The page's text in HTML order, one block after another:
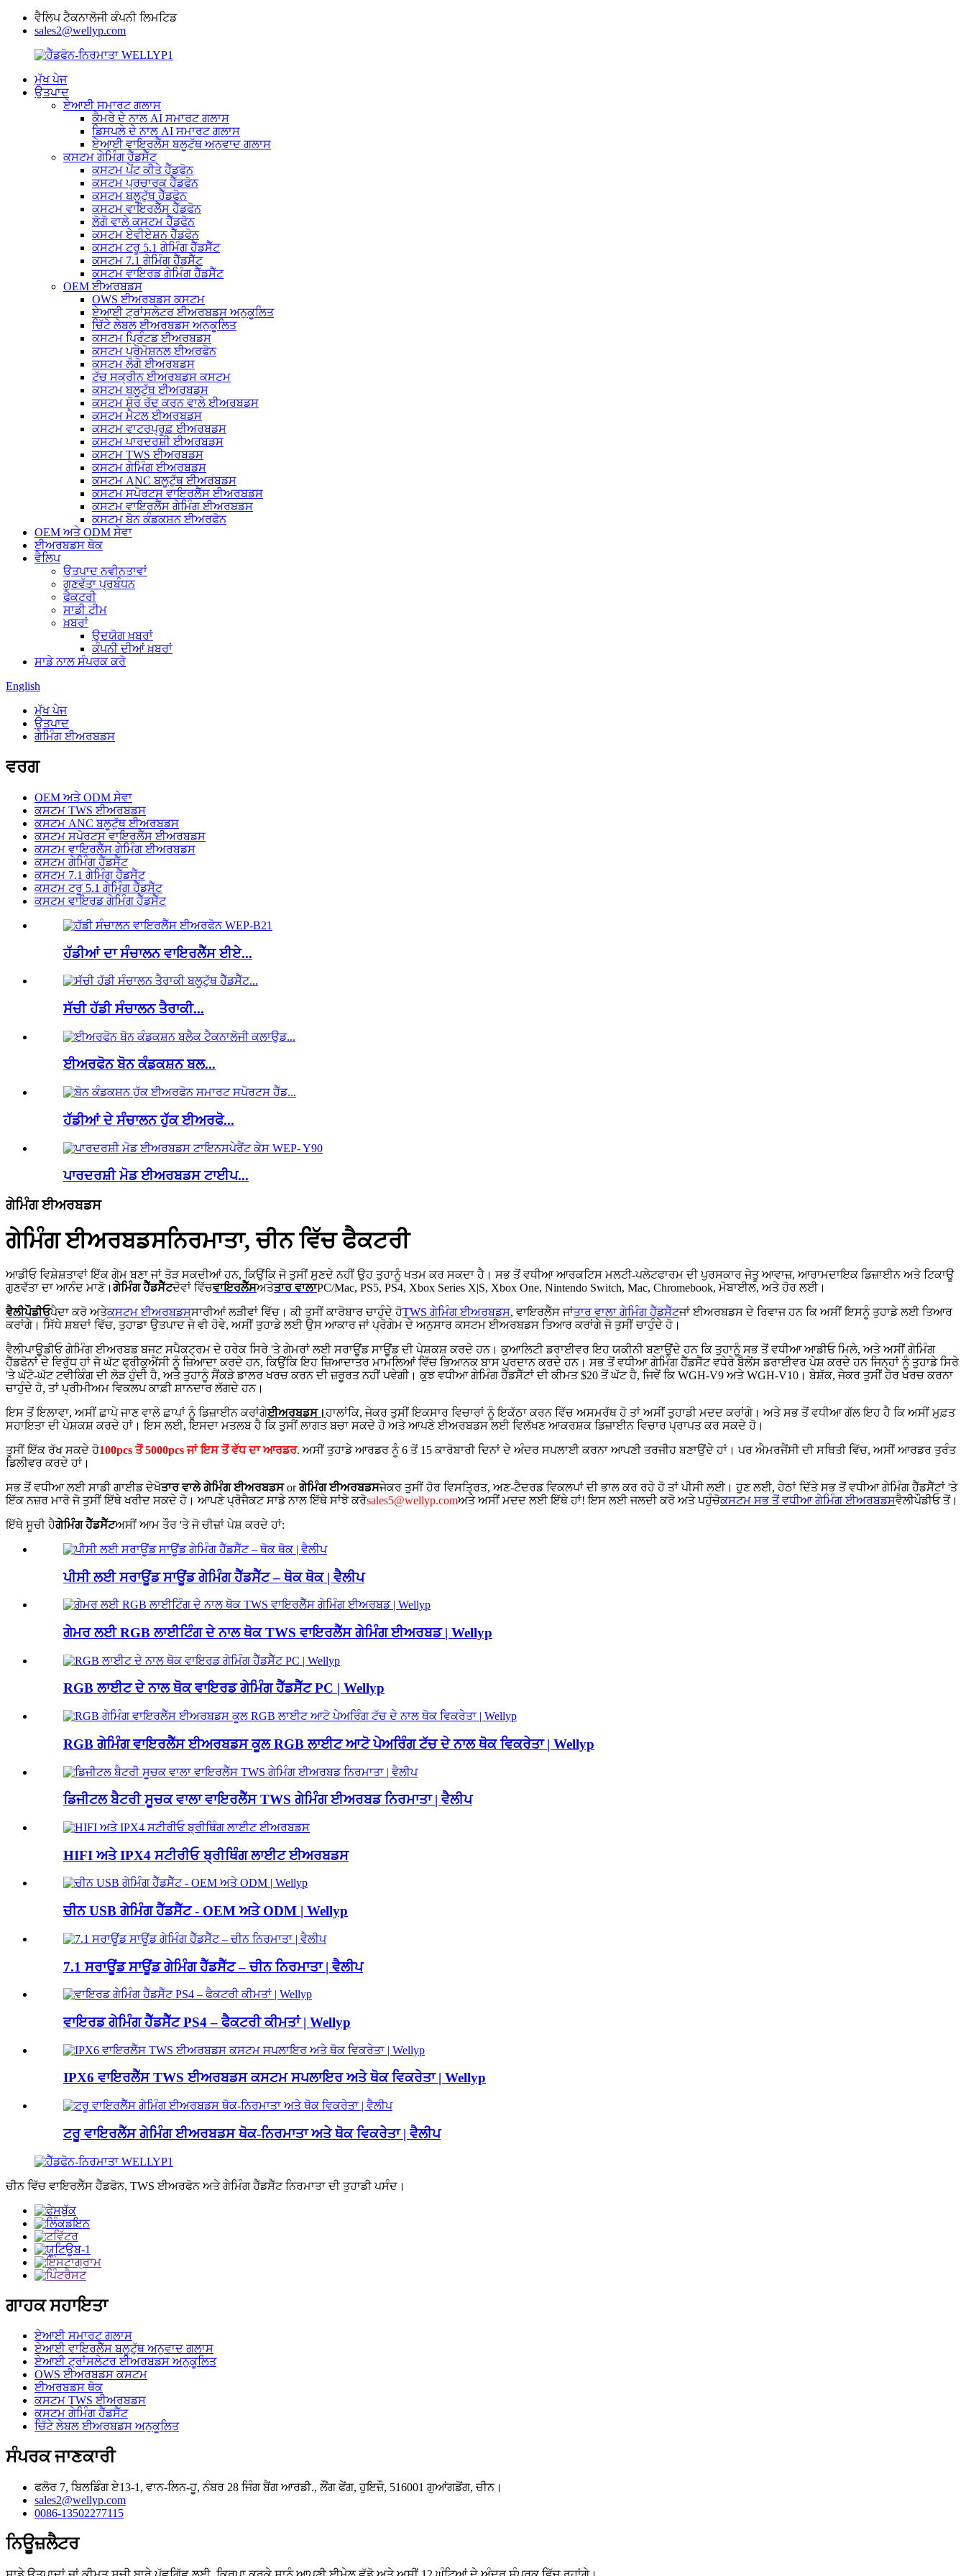
ਵੈਲਿਪ ਟੈਕਨਾਲੋਜੀ ਕੰਪਨੀ ਲਿਮਟਿਡ
sales2@wellyp.com
ਮੁੱਖ ਪੇਜ
ਉਤਪਾਦ
ਏਆਈ ਸਮਾਰਟ ਗਲਾਸ
ਕੈਮਰੇ ਦੇ ਨਾਲ AI ਸਮਾਰਟ ਗਲਾਸ
ਡਿਸਪਲੇ ਦੇ ਨਾਲ AI ਸਮਾਰਟ ਗਲਾਸ
ਏਆਈ ਵਾਇਰਲੈੱਸ ਬਲੂਟੁੱਥ ਅਨੁਵਾਦ ਗਲਾਸ
ਕਸਟਮ ਗੇਮਿੰਗ ਹੈੱਡਸੈੱਟ
ਕਸਟਮ ਪੇਂਟ ਕੀਤੇ ਹੈੱਡਫੋਨ
ਕਸਟਮ ਪ੍ਰਚਾਰਕ ਹੈੱਡਫੋਨ
ਕਸਟਮ ਬਲੂਟੁੱਥ ਹੈੱਡਫੋਨ
ਕਸਟਮ ਵਾਇਰਲੈੱਸ ਹੈੱਡਫੋਨ
ਲੋਗੋ ਵਾਲੇ ਕਸਟਮ ਹੈੱਡਫੋਨ
ਕਸਟਮ ਏਵੀਏਸ਼ਨ ਹੈੱਡਫੋਨ
ਕਸਟਮ ਟਰੂ 5.1 ਗੇਮਿੰਗ ਹੈੱਡਸੈੱਟ
ਕਸਟਮ 7.1 ਗੇਮਿੰਗ ਹੈੱਡਸੈੱਟ
ਕਸਟਮ ਵਾਇਰਡ ਗੇਮਿੰਗ ਹੈੱਡਸੈੱਟ
OEM ਈਅਰਬਡਸ
OWS ਈਅਰਬਡਸ ਕਸਟਮ
ਏਆਈ ਟ੍ਰਾਂਸਲੇਟਰ ਈਅਰਬਡਸ ਅਨੁਕੂਲਿਤ
ਚਿੱਟੇ ਲੇਬਲ ਈਅਰਬਡਸ ਅਨੁਕੂਲਿਤ
ਕਸਟਮ ਪ੍ਰਿੰਟਡ ਈਅਰਬਡਸ
ਕਸਟਮ ਪ੍ਰੋਮੋਸ਼ਨਲ ਈਅਰਫੋਨ
ਕਸਟਮ ਲੋਗੋ ਈਅਰਬਡਸ
ਟੱਚ ਸਕ੍ਰੀਨ ਈਅਰਬਡਸ ਕਸਟਮ
ਕਸਟਮ ਬਲੂਟੁੱਥ ਈਅਰਬਡਸ
ਕਸਟਮ ਸ਼ੋਰ ਰੱਦ ਕਰਨ ਵਾਲੇ ਈਅਰਬਡਸ
ਕਸਟਮ ਮੈਟਲ ਈਅਰਬਡਸ
ਕਸਟਮ ਵਾਟਰਪ੍ਰੂਫ਼ ਈਅਰਬਡਸ
ਕਸਟਮ ਪਾਰਦਰਸ਼ੀ ਈਅਰਬਡਸ
ਕਸਟਮ TWS ਈਅਰਬਡਸ
ਕਸਟਮ ਗੇਮਿੰਗ ਈਅਰਬਡਸ
ਕਸਟਮ ANC ਬਲੂਟੁੱਥ ਈਅਰਬਡਸ
ਕਸਟਮ ਸਪੋਰਟਸ ਵਾਇਰਲੈੱਸ ਈਅਰਬਡਸ
ਕਸਟਮ ਵਾਇਰਲੈੱਸ ਗੇਮਿੰਗ ਈਅਰਬਡਸ
ਕਸਟਮ ਬੋਨ ਕੰਡਕਸ਼ਨ ਈਅਰਫੋਨ
OEM ਅਤੇ ODM ਸੇਵਾ
ਈਅਰਬਡਸ ਥੋਕ
ਵੈਲਿਪ
ਉਤਪਾਦ ਨਵੀਨਤਾਵਾਂ
ਗੁਣਵੱਤਾ ਪ੍ਰਬੰਧਨ
ਫੈਕਟਰੀ
ਸਾਡੀ ਟੀਮ
ਖ਼ਬਰਾਂ
ਉਦਯੋਗ ਖ਼ਬਰਾਂ
ਕੰਪਨੀ ਦੀਆਂ ਖ਼ਬਰਾਂ
ਸਾਡੇ ਨਾਲ ਸੰਪਰਕ ਕਰੋ
English
ਮੁੱਖ ਪੇਜ
ਉਤਪਾਦ
ਗੇਮਿੰਗ ਈਅਰਬਡਸ
ਵਰਗ
OEM ਅਤੇ ODM ਸੇਵਾ
ਕਸਟਮ TWS ਈਅਰਬਡਸ
ਕਸਟਮ ANC ਬਲੂਟੁੱਥ ਈਅਰਬਡਸ
ਕਸਟਮ ਸਪੋਰਟਸ ਵਾਇਰਲੈੱਸ ਈਅਰਬਡਸ
ਕਸਟਮ ਵਾਇਰਲੈੱਸ ਗੇਮਿੰਗ ਈਅਰਬਡਸ
ਕਸਟਮ ਗੇਮਿੰਗ ਹੈੱਡਸੈੱਟ
ਕਸਟਮ 7.1 ਗੇਮਿੰਗ ਹੈੱਡਸੈੱਟ
ਕਸਟਮ ਟਰੂ 5.1 ਗੇਮਿੰਗ ਹੈੱਡਸੈੱਟ
ਕਸਟਮ ਵਾਇਰਡ ਗੇਮਿੰਗ ਹੈੱਡਸੈੱਟ
ਹੱਡੀਆਂ ਦਾ ਸੰਚਾਲਨ ਵਾਇਰਲੈੱਸ ਈਏ...
ਸੱਚੀ ਹੱਡੀ ਸੰਚਾਲਨ ਤੈਰਾਕੀ...
ਈਅਰਫੋਨ ਬੋਨ ਕੰਡਕਸ਼ਨ ਬਲ...
ਹੱਡੀਆਂ ਦੇ ਸੰਚਾਲਨ ਹੁੱਕ ਈਅਰਫੋ...
ਪਾਰਦਰਸ਼ੀ ਮੋਡ ਈਅਰਬਡਸ ਟਾਈਪ...
ਗੇਮਿੰਗ ਈਅਰਬਡਸ
ਗੇਮਿੰਗ ਈਅਰਬਡਸਨਿਰਮਾਤਾ, ਚੀਨ ਵਿੱਚ ਫੈਕਟਰੀ
ਆਡੀਓ ਵਿਸ਼ੇਸ਼ਤਾਵਾਂ ਇੱਕ ਗੇਮ ਬਣਾ ਜਾਂ ਤੋੜ ਸਕਦੀਆਂ ਹਨ, ਕਿਉਂਕਿ ਜੋ ਤੁਸੀਂ ਸੁਣਦੇ ਨਹੀਂ ਉਹ ਤੁਹਾਨੂੰ ਖਤਮ ਕਰ ਸਕਦਾ ਹੈ। ਸਭ ਤੋਂ ਵਧੀਆ ਆਰਕਟਿਸ ਮਲਟੀ-ਪਲੇਟਫਾਰਮ ਦੀ ਪੁਰਸਕਾਰ ਜੇਤੂ ਆਵਾਜ਼, ਆਰਾਮਦਾਇਕ ਡਿਜ਼ਾਈਨ ਅਤੇ ਟਿਕਾਊ
ਗੁਣਵੱਤਾ ਦਾ ਆਨੰਦ ਮਾਣੋ।ਗੇਮਿੰਗ ਹੈੱਡਸੈੱਟਦੋਵਾਂ ਵਿੱਚਵਾਇਰਲੈੱਸਅਤੇਤਾਰ ਵਾਲਾPC/Mac, PS5, PS4, Xbox Series X|S, Xbox One, Nintendo Switch, Mac, Chromebook, ਮੋਬਾਈਲ, ਅਤੇ ਹੋਰ ਲਈ।
ਵੈਲੀਪੌਡੀਓਪੈਦਾ ਕਰੋ ਅਤੇਕਸਟਮ ਈਅਰਬਡਸਸਾਰੀਆਂ ਲੜੀਵਾਂ ਵਿੱਚ। ਕੀ ਤੁਸੀਂ ਕਾਰੋਬਾਰ ਚਾਹੁੰਦੇ ਹੋTWS ਗੇਮਿੰਗ ਈਅਰਬਡਸ, ਵਾਇਰਲੈੱਸ ਜਾਂਤਾਰ ਵਾਲਾ ਗੇਮਿੰਗ ਹੈੱਡਸੈੱਟਜਾਂ ਈਅਰਬਡਸ ਦੇ ਰਿਵਾਜ ਹਨ ਕਿ ਅਸੀਂ ਇਸਨੂੰ ਤੁਹਾਡੇ ਲਈ ਤਿਆਰ
ਕਰਾਂਗੇ। ਸਿੱਧੇ ਸ਼ਬਦਾਂ ਵਿੱਚ, ਤੁਹਾਡਾ ਉਤਪਾਦ ਜੋ ਵੀ ਹੋਵੇ, ਅਸੀਂ ਤੁਹਾਡੇ ਲਈ ਉਸ ਆਕਾਰ ਜਾਂ ਪ੍ਰੋਗੇਮ ਦੇ ਅਨੁਸਾਰ ਕਸਟਮ ਈਅਰਬਡਸ ਤਿਆਰ ਕਰਾਂਗੇ ਜੋ ਤੁਸੀਂ ਚਾਹੁੰਦੇ ਹੋ।
ਵੈਲੀਪਾਊਡੀਓ ਗੇਮਿੰਗ ਈਅਰਬਡ ਬਜਟ ਸਪੈਕਟ੍ਰਮ ਦੇ ਹਰੇਕ ਸਿਰੇ 'ਤੇ ਗੇਮਰਾਂ ਲਈ ਸਰਾਊਂਡ ਸਾਊਂਡ ਦੀ ਪੇਸ਼ਕਸ਼ ਕਰਦੇ ਹਨ। ਕੁਆਲਿਟੀ ਡਰਾਈਵਰ ਇਹ ਯਕੀਨੀ ਬਣਾਉਂਦੇ ਹਨ ਕਿ ਤੁਹਾਨੂੰ ਸਭ ਤੋਂ ਵਧੀਆ ਆਡੀਓ ਮਿਲੇ, ਅਤੇ ਅਸੀਂ ਗੇਮਿੰਗ
ਹੈੱਡਫੋਨਾਂ ਦੇ ਵਿਰੁੱਧ ਹਾਂ ਜੋ ਘੱਟ ਫ੍ਰੀਕੁਐਂਸੀ ਨੂੰ ਜ਼ਿਆਦਾ ਕਰਦੇ ਹਨ, ਕਿਉਂਕਿ ਇਹ ਜ਼ਿਆਦਾਤਰ ਮਾਮਲਿਆਂ ਵਿੱਚ ਭਿਆਨਕ ਬਾਸ ਪ੍ਰਦਾਨ ਕਰਦੇ ਹਨ। ਸਭ ਤੋਂ ਵਧੀਆ ਗੇਮਿੰਗ ਹੈੱਡਸੈੱਟ ਵਧੇਰੇ ਬੈਲੇਂਸ ਡਰਾਈਵਰ ਪੇਸ਼ ਕਰਦੇ ਹਨ ਜਿਨ੍ਹਾਂ ਨੂੰ ਤੁਹਾਡੇ ਸਿਰੇ
'ਤੇ ਘੱਟੋ-ਘੱਟ ਟਵੀਕਿੰਗ ਦੀ ਲੋੜ ਹੁੰਦੀ ਹੈ, ਅਤੇ ਤੁਹਾਨੂੰ ਸੈਂਕੜੇ ਡਾਲਰ ਖਰਚ ਕਰਨ ਦੀ ਜ਼ਰੂਰਤ ਨਹੀਂ ਪਵੇਗੀ। ਕੁਝ ਵਧੀਆ ਗੇਮਿੰਗ ਹੈੱਡਸੈੱਟਾਂ ਦੀ ਕੀਮਤ $20 ਤੋਂ ਘੱਟ ਹੈ, ਜਿਵੇਂ ਕਿ WGH-V9 ਅਤੇ WGH-V10। ਬੇਸ਼ੱਕ, ਜੇਕਰ ਤੁਸੀਂ ਹੋਰ ਖਰਚ ਕਰਨਾ
ਚਾਹੁੰਦੇ ਹੋ, ਤਾਂ ਪ੍ਰੀਮੀਅਮ ਵਿਕਲਪ ਕਾਫ਼ੀ ਸ਼ਾਨਦਾਰ ਲੱਗਦੇ ਹਨ।
ਇਸ ਤੋਂ ਇਲਾਵਾ, ਅਸੀਂ ਛਾਪੇ ਜਾਣ ਵਾਲੇ ਛਾਪਾਂ ਨੂੰ ਡਿਜ਼ਾਈਨ ਕਰਾਂਗੇਈਅਰਬਡਸ।ਹਾਲਾਂਕਿ, ਜੇਕਰ ਤੁਸੀਂ ਇਕਸਾਰ ਵਿਚਾਰਾਂ ਨੂੰ ਇਕੱਠਾ ਕਰਨ ਵਿੱਚ ਅਸਮਰੱਥ ਹੋ ਤਾਂ ਅਸੀਂ ਤੁਹਾਡੀ ਮਦਦ ਕਰਾਂਗੇ। ਅਤੇ ਸਭ ਤੋਂ ਵਧੀਆ ਗੱਲ ਇਹ ਹੈ ਕਿ ਅਸੀਂ ਮੁਫ਼ਤ
ਸਹਾਇਤਾ ਦੀ ਪੇਸ਼ਕਸ਼ ਕਰਦੇ ਹਾਂ। ਇਸ ਲਈ, ਇਸਦਾ ਮਤਲਬ ਹੈ ਕਿ ਤੁਸੀਂ ਲਾਗਤ ਬਚਾ ਸਕਦੇ ਹੋ ਅਤੇ ਆਪਣੇ ਈਅਰਬਡਸ ਲਈ ਵਿਲੱਖਣ ਆਕਰਸ਼ਕ ਡਿਜ਼ਾਈਨ ਵਿਚਾਰ ਪ੍ਰਾਪਤ ਕਰ ਸਕਦੇ ਹੋ।
ਤੁਸੀਂ ਇੱਕ ਰੱਖ ਸਕਦੇ ਹੋ100pcs ਤੋਂ 5000pcs ਜਾਂ ਇਸ ਤੋਂ ਵੱਧ ਦਾ ਆਰਡਰ. ਅਸੀਂ ਤੁਹਾਡੇ ਆਰਡਰ ਨੂੰ 6 ਤੋਂ 15 ਕਾਰੋਬਾਰੀ ਦਿਨਾਂ ਦੇ ਅੰਦਰ ਸਪਲਾਈ ਕਰਨਾ ਆਪਣੀ ਤਰਜੀਹ ਬਣਾਉਂਦੇ ਹਾਂ। ਪਰ ਐਮਰਜੈਂਸੀ ਦੀ ਸਥਿਤੀ ਵਿੱਚ, ਅਸੀਂ ਆਰਡਰ ਤੁਰੰਤ
ਡਿਲੀਵਰ ਕਰਦੇ ਹਾਂ।
ਸਭ ਤੋਂ ਵਧੀਆ ਲਈ ਸਾਡੀ ਗਾਈਡ ਦੇਖੋਤਾਰ ਵਾਲੇ ਗੇਮਿੰਗ ਈਅਰਬਡਸorਗੇਮਿੰਗ ਈਅਰਬਡਸਜੇਕਰ ਤੁਸੀਂ ਹੋਰ ਵਿਸਤ੍ਰਿਤ, ਅਣ-ਟੈਦਰਡ ਵਿਕਲਪਾਂ ਦੀ ਭਾਲ ਕਰ ਰਹੇ ਹੋ ਤਾਂ ਪੀਸੀ ਲਈ। ਹੁਣ ਲਈ, ਹੇਠਾਂ ਦਿੱਤੇ ਸਭ ਤੋਂ ਵਧੀਆ ਗੇਮਿੰਗ ਹੈੱਡਸੈੱਟਾਂ 'ਤੇ
ਇੱਕ ਨਜ਼ਰ ਮਾਰੋ ਜੋ ਤੁਸੀਂ ਇੱਥੇ ਖਰੀਦ ਸਕਦੇ ਹੋ। ਆਪਣੇ ਪ੍ਰੋਜੈਕਟ ਸਾਡੇ ਨਾਲ ਇੱਥੇ ਸਾਂਝੇ ਕਰੋsales5@wellyp.comਅਤੇ ਅਸੀਂ ਮਦਦ ਲਈ ਇੱਥੇ ਹਾਂ! ਇਸ ਲਈ ਜਲਦੀ ਕਰੋ ਅਤੇ ਪਹੁੰਚੋਕਸਟਮ ਸਭ ਤੋਂ ਵਧੀਆ ਗੇਮਿੰਗ ਈਅਰਬਡਸਵੈਲੀਪੌਡੀਓ ਤੋਂ।
ਇੱਥੇ ਸੂਚੀ ਹੈਗੇਮਿੰਗ ਹੈੱਡਸੈੱਟਅਸੀਂ ਆਮ ਤੌਰ 'ਤੇ ਜੋ ਚੀਜ਼ਾਂ ਪੇਸ਼ ਕਰਦੇ ਹਾਂ:
ਪੀਸੀ ਲਈ ਸਰਾਊਂਡ ਸਾਊਂਡ ਗੇਮਿੰਗ ਹੈੱਡਸੈੱਟ – ਥੋਕ ਥੋਕ | ਵੈਲੀਪ
ਗੇਮਰ ਲਈ RGB ਲਾਈਟਿੰਗ ਦੇ ਨਾਲ ਥੋਕ TWS ਵਾਇਰਲੈੱਸ ਗੇਮਿੰਗ ਈਅਰਬਡ | Wellyp
RGB ਲਾਈਟ ਦੇ ਨਾਲ ਥੋਕ ਵਾਇਰਡ ਗੇਮਿੰਗ ਹੈੱਡਸੈੱਟ PC | Wellyp
RGB ਗੇਮਿੰਗ ਵਾਇਰਲੈੱਸ ਈਅਰਬਡਸ ਕੂਲ RGB ਲਾਈਟ ਆਟੋ ਪੇਅਰਿੰਗ ਟੱਚ ਦੇ ਨਾਲ ਥੋਕ ਵਿਕਰੇਤਾ | Wellyp
ਡਿਜੀਟਲ ਬੈਟਰੀ ਸੂਚਕ ਵਾਲਾ ਵਾਇਰਲੈੱਸ TWS ਗੇਮਿੰਗ ਈਅਰਬਡ ਨਿਰਮਾਤਾ | ਵੈਲੀਪ
HIFI ਅਤੇ IPX4 ਸਟੀਰੀਓ ਬ੍ਰੀਥਿੰਗ ਲਾਈਟ ਈਅਰਬਡਸ
ਚੀਨ USB ਗੇਮਿੰਗ ਹੈੱਡਸੈੱਟ - OEM ਅਤੇ ODM | Wellyp
7.1 ਸਰਾਊਂਡ ਸਾਊਂਡ ਗੇਮਿੰਗ ਹੈੱਡਸੈੱਟ – ਚੀਨ ਨਿਰਮਾਤਾ | ਵੈਲੀਪ
ਵਾਇਰਡ ਗੇਮਿੰਗ ਹੈੱਡਸੈੱਟ PS4 – ਫੈਕਟਰੀ ਕੀਮਤਾਂ | Wellyp
IPX6 ਵਾਇਰਲੈੱਸ TWS ਈਅਰਬਡਸ ਕਸਟਮ ਸਪਲਾਇਰ ਅਤੇ ਥੋਕ ਵਿਕਰੇਤਾ | Wellyp
ਟਰੂ ਵਾਇਰਲੈੱਸ ਗੇਮਿੰਗ ਈਅਰਬਡਸ ਥੋਕ-ਨਿਰਮਾਤਾ ਅਤੇ ਥੋਕ ਵਿਕਰੇਤਾ | ਵੈਲੀਪ
ਚੀਨ ਵਿੱਚ ਵਾਇਰਲੈੱਸ ਹੈੱਡਫੋਨ, TWS ਈਅਰਫੋਨ ਅਤੇ ਗੇਮਿੰਗ ਹੈੱਡਸੈੱਟ ਨਿਰਮਾਤਾ ਦੀ ਤੁਹਾਡੀ ਪਸੰਦ।
ਗਾਹਕ ਸਹਾਇਤਾ
ਏਆਈ ਸਮਾਰਟ ਗਲਾਸ
ਏਆਈ ਵਾਇਰਲੈੱਸ ਬਲੂਟੁੱਥ ਅਨੁਵਾਦ ਗਲਾਸ
ਏਆਈ ਟ੍ਰਾਂਸਲੇਟਰ ਈਅਰਬਡਸ ਅਨੁਕੂਲਿਤ
OWS ਈਅਰਬਡਸ ਕਸਟਮ
ਈਅਰਬਡਸ ਥੋਕ
ਕਸਟਮ TWS ਈਅਰਬਡਸ
ਕਸਟਮ ਗੇਮਿੰਗ ਹੈੱਡਸੈੱਟ
ਚਿੱਟੇ ਲੇਬਲ ਈਅਰਬਡਸ ਅਨੁਕੂਲਿਤ
ਸੰਪਰਕ ਜਾਣਕਾਰੀ
ਫਲੋਰ 7, ਬਿਲਡਿੰਗ ਏ13-1, ਵਾਨ-ਲਿਨ-ਹੂ, ਨੰਬਰ 28 ਜਿੰਗ ਬੈਂਗ ਆਰਡੀ., ਲੌਂਗ ਫੇਂਗ, ਹੁਇਜ਼ੌ, 516001 ਗੁਆਂਗਡੋਂਗ, ਚੀਨ।
sales2@wellyp.com
0086-13502277115
ਨਿਊਜ਼ਲੈਟਰ